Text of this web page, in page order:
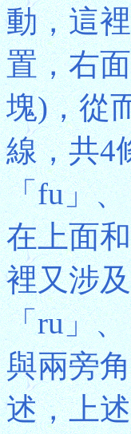
動，這
置，右
塊)，從
線，共4
「fu」
在上面
裡又涉
「ru」
與兩旁
述，上